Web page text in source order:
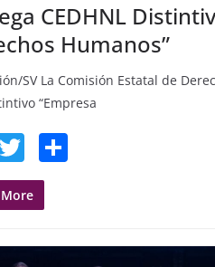
CEDHNL
Humanos”
SV La Comisión Estatal de
“Empresa
T
w
itt